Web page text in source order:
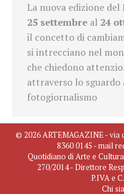
La nuova edizione
25 settembre al 24
il concetto di
si intrecciano nel
che chiedono
attraverso lo
fotogiornalismo
© 2026 ARTEMAGAZINE - via
8360 0145 - mail
Quotidiano di Arte e
270/2014 - Direttore
P.IVA e
Chi